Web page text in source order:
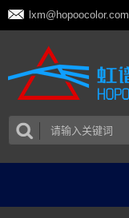
lxm@hopoocolor.com